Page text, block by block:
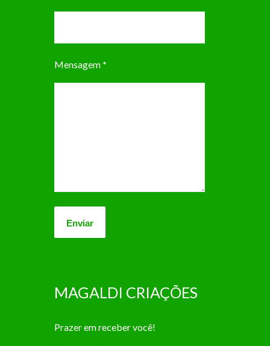
Mensagem *
MAGALDI CRIAÇÕES
Prazer em receber você!